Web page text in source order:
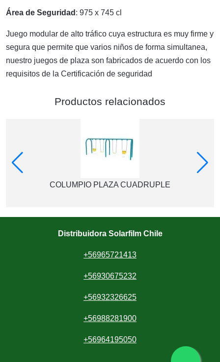
Área de Seguridad : 975 x 745 cl
Juego modular de alto tráfico cuya estructura es muy firme y
segura que permite que varios niños de forma simultanea,
nuestro juegos de plaza son fabricados de acuerdo con los
requisitos de la Certificación de seguridad
Productos relacionados
COLUMPIO PLAZA CUADRUPLE
Distribuidora Solarfilm Chile
+56965721413
+56930675232
+56932326625
+56988281900
+56964195050